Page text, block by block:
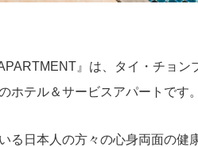
』は、タイ・チョン
ホテル＆サービスアパートです。
る日本人の方々の心身両面の健